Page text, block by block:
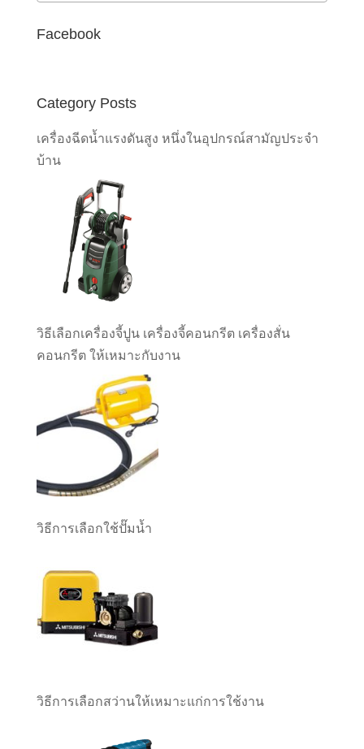
Facebook
Category Posts
เครื่องฉีดน้ำแรงดันสูง หนึ่งในอุปกรณ์สามัญประจำ
บ้าน
วิธีเลือกเครื่องจี้ปูน เครื่องจี้คอนกรีต เครื่องสั่น
คอนกรีต ให้เหมาะกับงาน
วิธีการเลือกใช้ปั๊มน้ำ
วิธีการเลือกสว่านให้เหมาะแก่การใช้งาน